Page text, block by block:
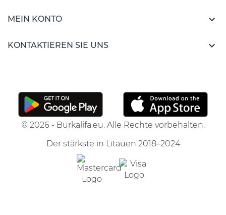
MEIN KONTO 
KONTAKTIEREN SIE UNS 
© 2026 - Burkalifa.eu. Alle Rechte vorbehalten.
Der stärkste in Litauen 2018–2024